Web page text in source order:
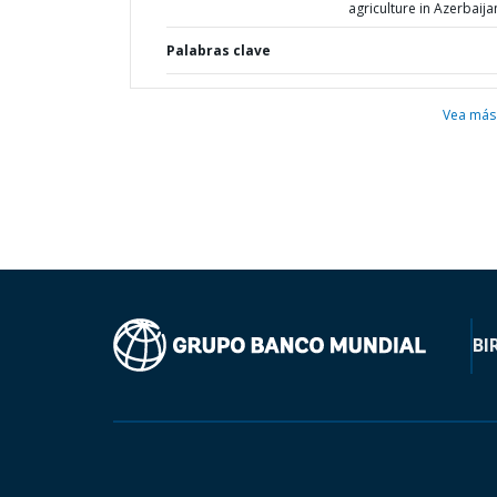
agriculture in
Palabras clave
Vea más